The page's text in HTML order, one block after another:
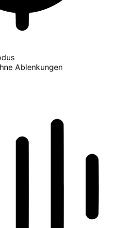
Ablenkungen